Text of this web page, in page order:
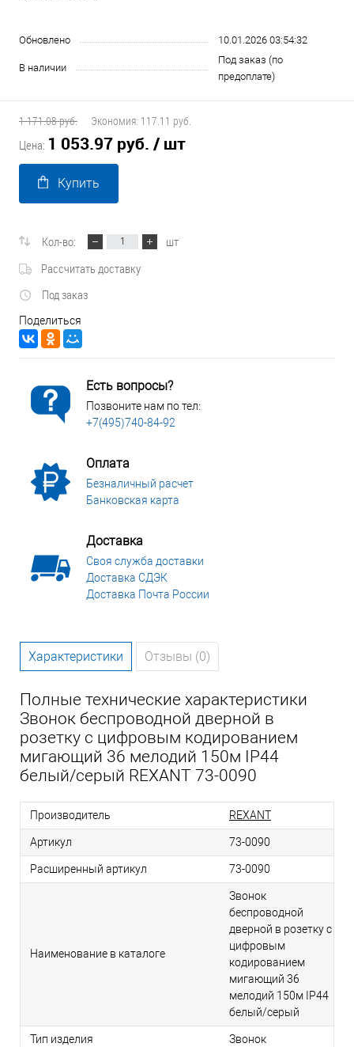
Обновлено 10.01.2026 03:54:32
В наличии
Под заказ (по
предоплате)
1 171.08 руб. Экономия: 117.11 руб.
Цена: 1 053.97 руб. / шт
Купить
Кол-во:
шт
Рассчитать доставку
Под заказ
Поделиться
Есть вопросы?
Позвоните нам по тел:
+7(495)740-84-92
Оплата
Безналичный расчет
Банковская карта
Доставка
Своя служба доставки
Доставка СДЭК
Доставка Почта России
Характеристики Отзывы (0)
Полные технические характеристики
Звонок беспроводной дверной в
розетку c цифровым кодированием
мигающий 36 мелодий 150м IP44
белый/серый REXANT 73-0090
Производитель REXANT
Артикул 73-0090
Расширенный артикул 73-0090
Наименование в каталоге
Звонок
беспроводной
дверной в розетку c
цифровым
кодированием
мигающий 36
мелодий 150м IP44
белый/серый
Тип изделия Звонок